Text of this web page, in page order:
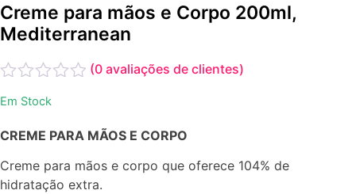
Creme para mãos e Corpo 200ml,
Mediterranean
0
5
(0 avaliações de clientes)
Em Stock
CREME PARA MÃOS E CORPO
Creme para mãos e corpo que oferece 104% de
hidratação extra.